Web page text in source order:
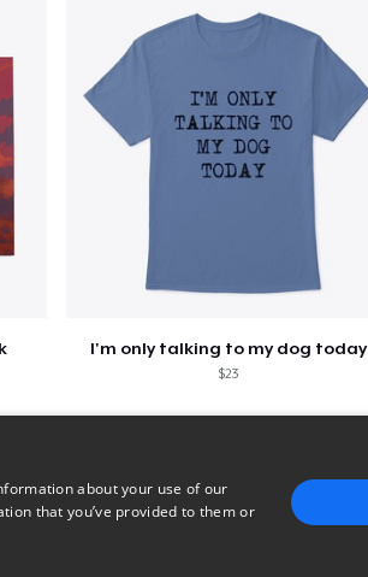
I'm only talking to my dog today
$23
about your use of our
that you’ve provided to them or